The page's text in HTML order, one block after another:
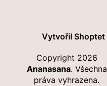
Vytvořil Shoptet
Copyright 2026
Ananasana. Všechna
práva vyhrazena.